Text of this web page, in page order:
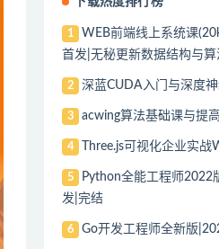
1
WEB前端线上系统课
首发|无秘更新数据结构与算
2 深蓝CUDA入门与深度
3 acwing算法基础课与提
4 Three.js可视化企业实战
5
Python全能工程师2022
发|完结
6 Go开发工程师全新版